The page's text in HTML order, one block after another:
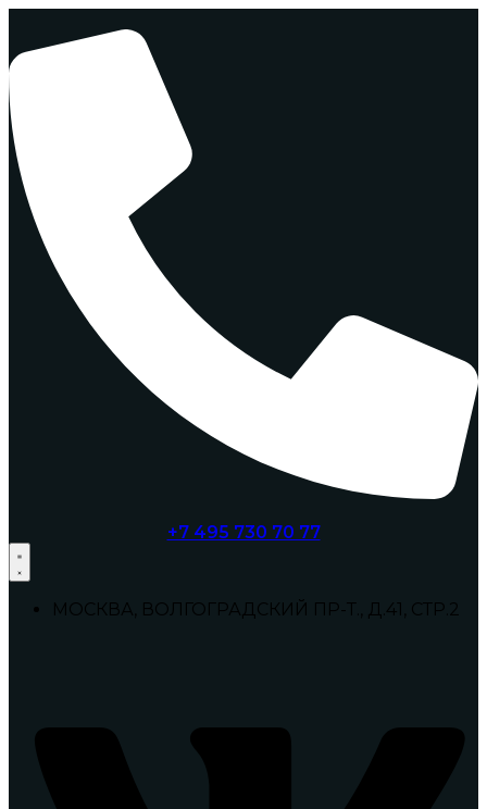
содержимому
+7 495 730 70 77
МОСКВА, ВОЛГОГРАДСКИЙ ПР-Т., Д.41, СТР.2